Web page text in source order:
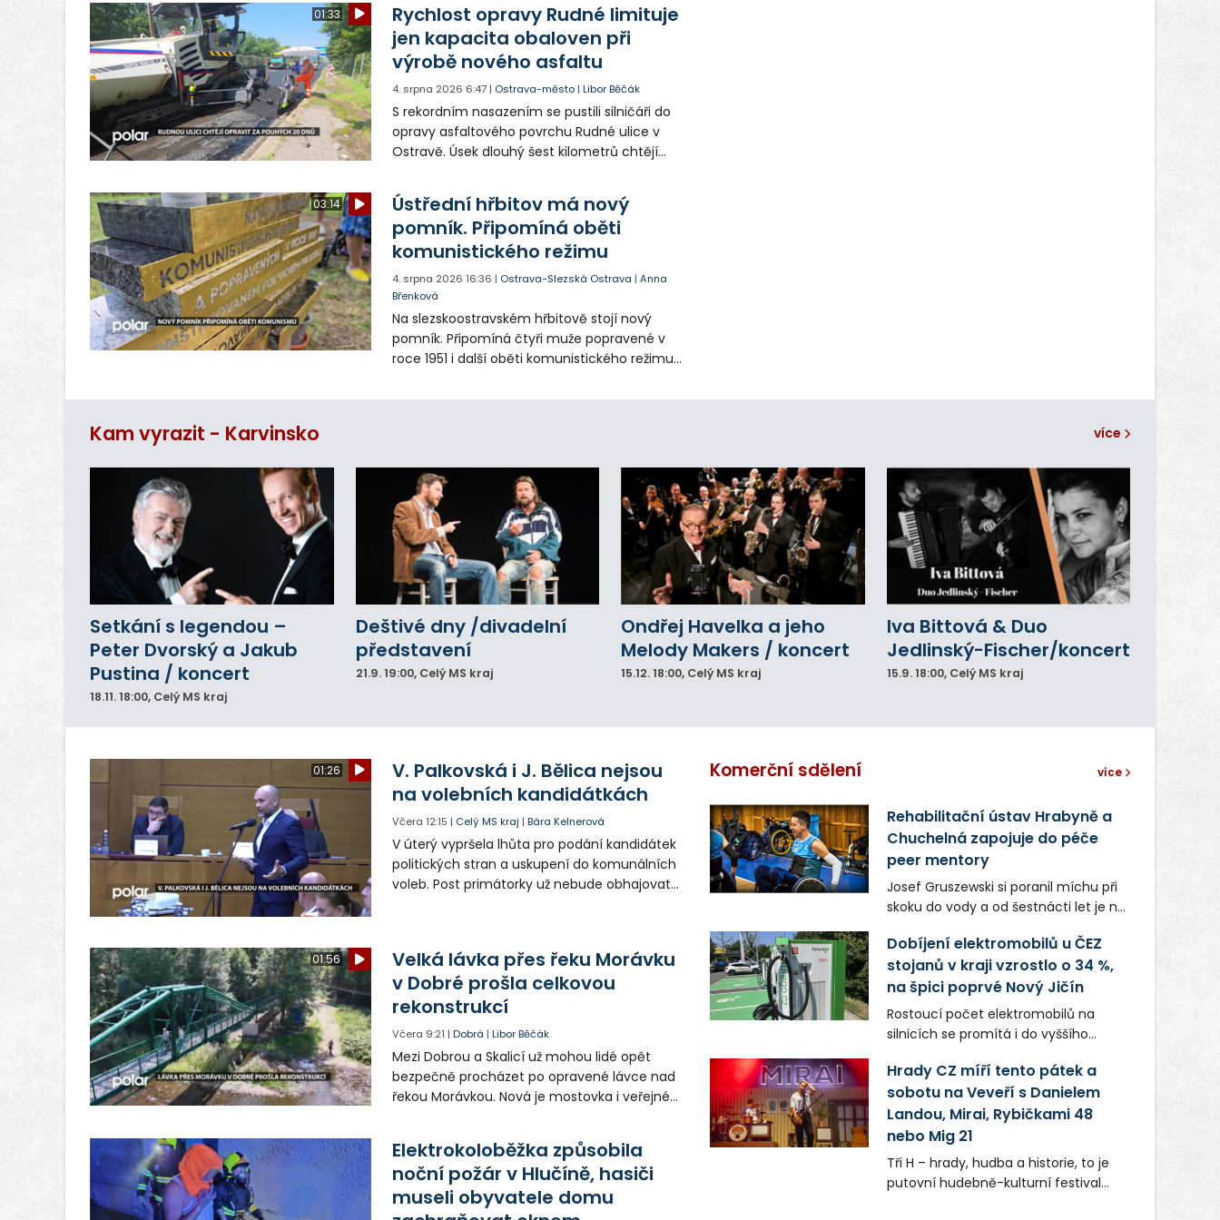
01:33
Rychlost opravy Rudné limituje
jen kapacita obaloven při
výrobě nového asfaltu
4. srpna 2026 6:47 | Ostrava-město |Libor Běčák
S rekordním nasazením se pustili silničáři do
opravy asfaltového povrchu Rudné ulice v
Ostravě. Úsek dlouhý šest kilometrů chtějí
03:14
Ústřední hřbitov má nový
pomník. Připomíná oběti
komunistického režimu
4. srpna 2026 16:36 | Ostrava-Slezská Ostrava |Anna
Břenková
Na slezskoostravském hřbitově stojí nový
pomník. Připomíná čtyři muže popravené v
roce 1951 i další oběti komunistického režimu.
utajeno přes sedmdesát let.
Kam vyrazit - Karvinsko více
Setkání s legendou –
Peter Dvorský a Jakub
Pustina / koncert
18.11.18:00, Celý MS kraj
Deštivé dny /divadelní
představení
21.9. 19:00, Celý MS kraj
Ondřej Havelka a jeho
Melody Makers / koncert
15.12.18:00, Celý MS kraj
Iva Bittová & Duo
Jedlinský-Fischer/koncert
15.9. 18:00, Celý MS kraj
01:26
V. Palkovská i J. Bělica nejsou
na volebních kandidátkách
Včera 12:15 | Celý MS kraj |Bára Kelnerová
V úterý vypršela lhůta pro podání kandidátek
politických stran a uskupení do komunálních
voleb. Post primátorky už nebude obhajovat
01:56
Velká lávka přes řeku Morávku
v Dobré prošla celkovou
rekonstrukcí
Včera 9:21 |Dobrá |Libor Běčák
Mezi Dobrou a Skalicí už mohou lidé opět
bezpečně procházet po opravené lávce nad
řekou Morávkou. Nová je mostovka i veřejné
Elektrokoloběžka způsobila
noční požár v Hlučíně, hasiči
museli obyvatele domu
Komerční sdělení více
Rehabilitační ústav Hrabyně a
Chuchelná zapojuje do péče
peer mentory
Josef Gruszewski si poranil míchu při
skoku do vody a od šestnácti let je na
mentor České asociace paraplegiků
CZEPA předává své zkušenosti lidem,
kteří se dostali do podobné situace. K
co největší samostatnosti pomáhá
také pacientům hrabyňského
rehabilitačního ústavu.
Dobíjení elektromobilů u ČEZ
stojanů v kraji vzrostlo o 34 %,
na špici poprvé Nový Jičín
Rostoucí počet elektromobilů na
silnicích se promítá i do vyššího
Moravskoslezském kraji. Ve srovnání
se stejným obdobím loňského roku
vzrostl odběr o 34 %. Pomyslná první
příčka v „tankování“ se poprvé v
historii přesunula z Ostravy pod
Beskydy: Nejvytíženější byly stojany u
hypermarketu Tesco v Novém Jičíně,
Hrady CZ míří tento pátek a
sobotu na Veveří s Danielem
Landou, Mirai, Rybičkami 48
nebo Mig 21
Tři H – hrady, hudba a historie, to je
putovní hudebně-kulturní festival